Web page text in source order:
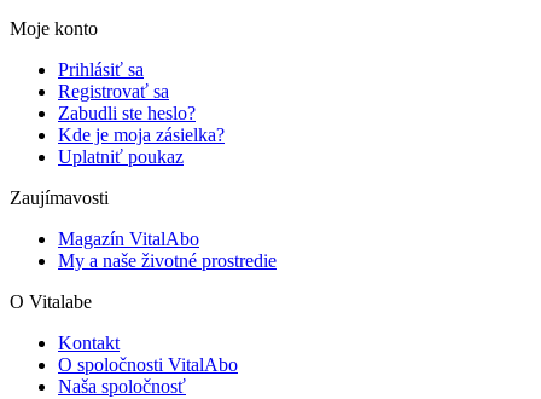
Moje konto
Prihlásiť sa
Registrovať sa
Zabudli ste heslo?
Kde je moja zásielka?
Uplatniť poukaz
Zaujímavosti
Magazín VitalAbo
My a naše životné prostredie
O Vitalabe
Kontakt
O spoločnosti VitalAbo
Naša spoločnosť